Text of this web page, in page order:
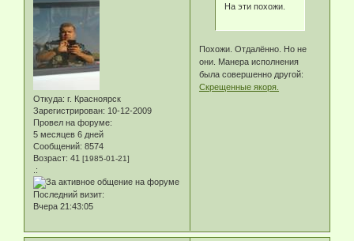
Откуда: г. Красноярск
Зарегистрирован: 10-12-2009
Провел на форуме:
5 месяцев 6 дней
Сообщений: 8574
Возраст: 41 [1985-01-21]
.:
Последний визит:
Вчера 21:43:05
На эти похожи.
Похожи. Отдалённо. Но не
они. Манера исполнения
была совершенно другой:
Скрещенные якоря.